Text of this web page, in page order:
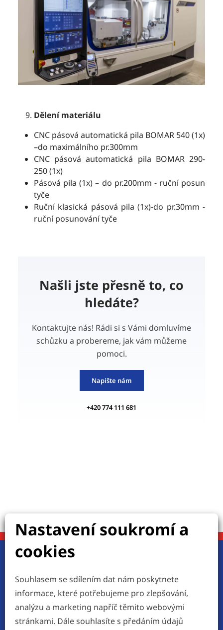
Dělení materiálu
CNC pásová automatická pila BOMAR 540 (1x)
–do maximálního pr.300mm
CNC pásová automatická pila BOMAR 290-
250 (1x)
Pásová pila (1x) – do pr.200mm - ruční posun
tyče
Ruční klasická pásová pila (1x)-do pr.30mm -
ruční posunování tyče
Našli jste přesně to, co
hledáte?
Kontaktujte nás! Rádi si s Vámi domluvíme
schůzku a probereme, jak vám můžeme
pomoci.
Napište nám
+420 774 111 681
Pojďme do toho společně!
Nastavení soukromí a
cookies
Souhlasem se sdílením dat nám poskytnete
informace, které potřebujeme pro zlepšování,
analýzu a marketing napříč těmito webovými
stránkami. Dále souhlasíte s předáním údajů